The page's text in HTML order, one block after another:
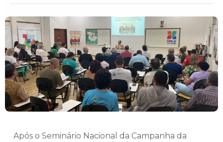
Após o Seminário Nacional da Campanha da